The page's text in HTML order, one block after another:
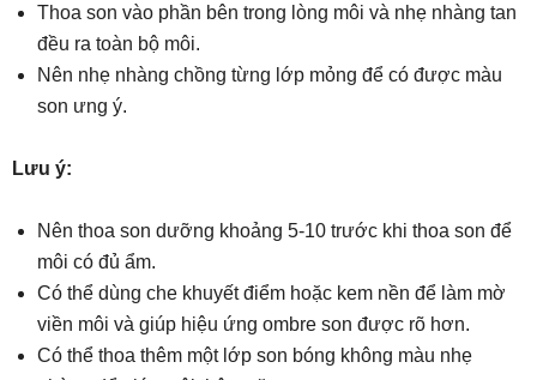
Thoa son vào phần bên trong lòng môi và nhẹ nhàng tan
đều ra toàn bộ môi.
Nên nhẹ nhàng chồng từng lớp mỏng để có được màu
son ưng ý.
Lưu ý:
Nên thoa son dưỡng khoảng 5-10 trước khi thoa son để
môi có đủ ẩm.
Có thể dùng che khuyết điểm hoặc kem nền để làm mờ
viền môi và giúp hiệu ứng ombre son được rõ hơn.
Có thể thoa thêm một lớp son bóng không màu nhẹ